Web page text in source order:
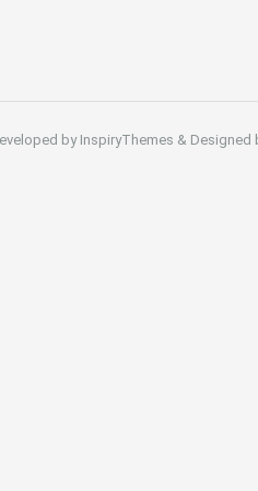
by InspiryThemes & Designed